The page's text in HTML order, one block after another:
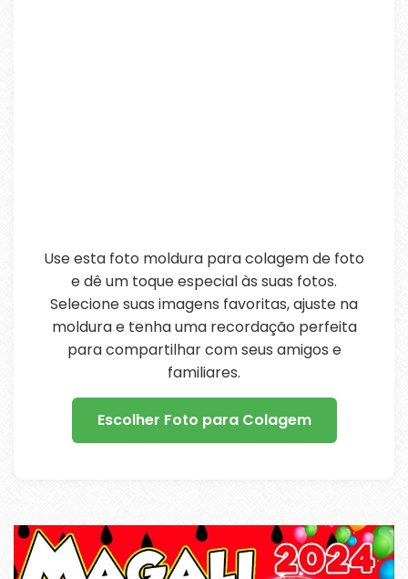
Use esta foto moldura para colagem de foto
e dê um toque especial às suas fotos.
Selecione suas imagens favoritas, ajuste na
moldura e tenha uma recordação perfeita
para compartilhar com seus amigos e
familiares.
Escolher Foto para Colagem